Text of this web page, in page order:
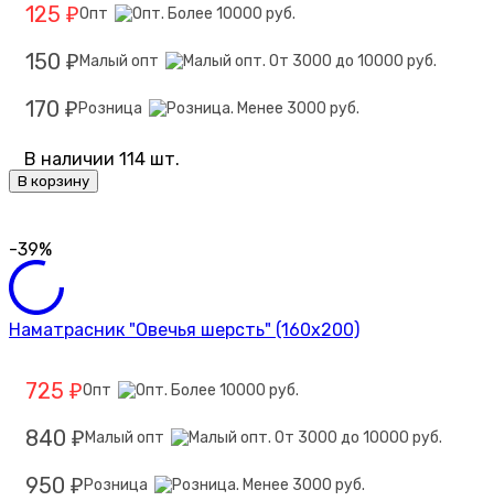
125 ₽Опт
150 ₽ Малый опт
170 ₽ Розница
В наличии 114 шт.
В корзину
-39%
Наматрасник "Овечья шерсть" (160х200)
725 ₽Опт
840 ₽ Малый опт
950 ₽ Розница